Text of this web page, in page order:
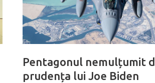
Pentagonul nemulțumit
prudența lui Joe Biden